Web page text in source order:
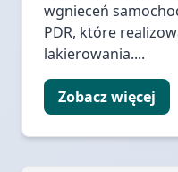
wgnieceń
PDR, które
lakierowania....
Zobacz więcej